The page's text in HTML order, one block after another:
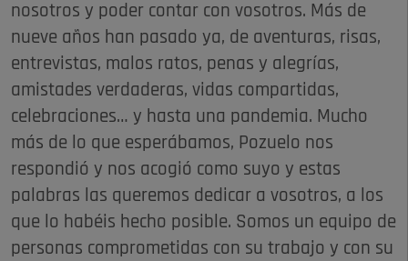
nosotros y poder contar con vosotros. Más de
nueve años han pasado ya, de aventuras, risas,
entrevistas, malos ratos, penas y alegrías,
amistades verdaderas, vidas compartidas,
celebraciones… y hasta una pandemia. Mucho
más de lo que esperábamos, Pozuelo nos
respondió y nos acogió como suyo y estas
palabras las queremos dedicar a vosotros, a los
que lo habéis hecho posible. Somos un equipo de
personas comprometidas con su trabajo y con su